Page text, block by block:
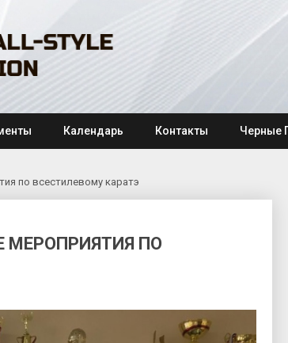
Календарь Контакты Черные
по всестилевому каратэ
ПО